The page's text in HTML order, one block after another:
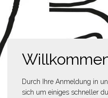
Durch Ihre Anmeldung in
sich um einiges schneller